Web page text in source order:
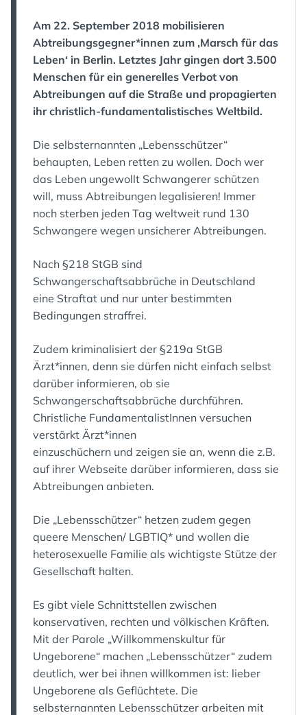
Am 22. September 2018 mobilisieren
Abtreibungsgegner*innen zum ‚Marsch für das
Leben‘ in Berlin. Letztes Jahr gingen dort 3.500
Menschen für ein generelles Verbot von
Abtreibungen auf die Straße und propagierten
ihr christlich-fundamentalistisches Weltbild.
Die selbsternannten „Lebensschützer“
behaupten, Leben retten zu wollen. Doch wer
das Leben ungewollt Schwangerer schützen
will, muss Abtreibungen legalisieren! Immer
noch sterben jeden Tag weltweit rund 130
Schwangere wegen unsicherer Abtreibungen.
Nach §218 StGB sind
Schwangerschaftsabbrüche in Deutschland
eine Straftat und nur unter bestimmten
Bedingungen straffrei.
Zudem kriminalisiert der §219a StGB
Ärzt*innen, denn sie dürfen nicht einfach selbst
darüber informieren, ob sie
Schwangerschaftsabbrüche durchführen.
Christliche FundamentalistInnen versuchen
verstärkt Ärzt*innen
einzuschüchern und zeigen sie an, wenn die z.B.
auf ihrer Webseite darüber informieren, dass sie
Abtreibungen anbieten.
Die „Lebensschützer“ hetzen zudem gegen
queere Menschen/ LGBTIQ* und wollen die
heterosexuelle Familie als wichtigste Stütze der
Gesellschaft halten.
Es gibt viele Schnittstellen zwischen
konservativen, rechten und völkischen Kräften.
Mit der Parole „Willkommenskultur für
Ungeborene“ machen „Lebensschützer“ zudem
deutlich, wer bei ihnen willkommen ist: lieber
Ungeborene als Geflüchtete. Die
selbsternannten Lebensschützer arbeiten mit